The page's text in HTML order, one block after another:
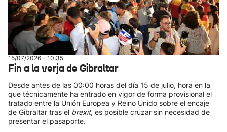
15/07/2026 - 10:35
Fin a la verja de Gibraltar
Desde antes de las 00:00 horas del día 15 de julio, hora en la
que técnicamente ha entrado en vigor de forma provisional el
tratado entre la Unión Europea y Reino Unido sobre el encaje
de Gibraltar tras el brexit, es posible cruzar sin necesidad de
presentar el pasaporte.